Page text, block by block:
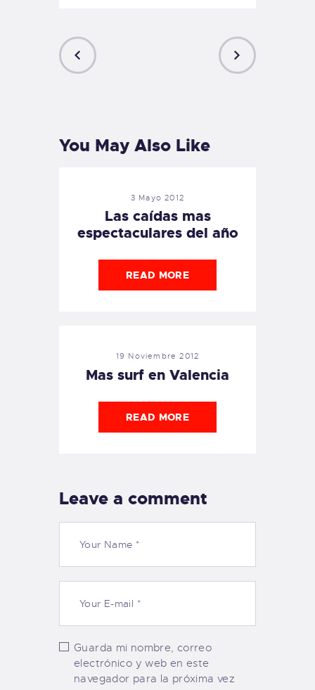
You May Also Like
3 Mayo 2012
Las caídas mas
espectaculares del año
READ MORE
19 Noviembre 2012
Mas surf en Valencia
READ MORE
Leave a comment
Guarda mi nombre, correo
electrónico y web en este
navegador para la próxima vez